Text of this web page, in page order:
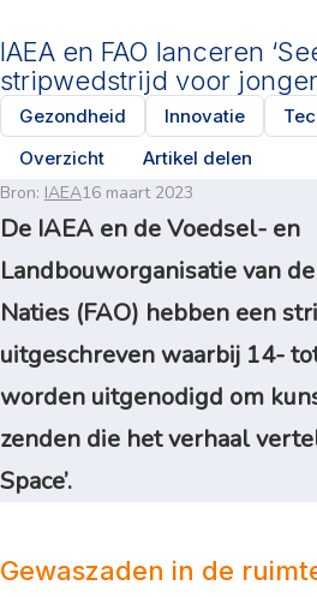
IAEA en FAO lanceren
stripwedstrijd voor
Gezondheid Innovatie
Overzicht
Artikel delen
Bron: IAEA16 maart 2023
De IAEA en de Voedsel- en
Landbouworganisatie van
Naties (FAO) hebben een
uitgeschreven waarbij 14-
worden uitgenodigd om
zenden die het verhaal
Space’.
Gewaszaden in de